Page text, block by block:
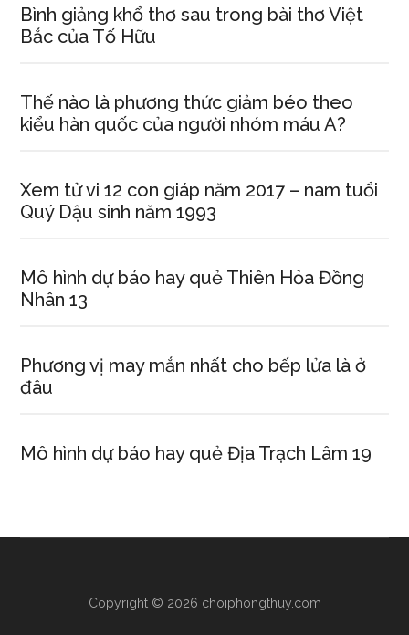
Bình giảng khổ thơ sau trong bài thơ Việt
Bắc của Tố Hữu
Thế nào là phương thức giảm béo theo
kiểu hàn quốc của người nhóm máu A?
Xem tử vi 12 con giáp năm 2017 – nam tuổi
Quý Dậu sinh năm 1993
Mô hình dự báo hay quẻ Thiên Hỏa Đồng
Nhân 13
Phương vị may mắn nhất cho bếp lửa là ở
đâu
Mô hình dự báo hay quẻ Địa Trạch Lâm 19
Copyright © 2026 choiphongthuy.com